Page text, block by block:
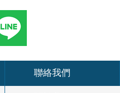
聯絡我們